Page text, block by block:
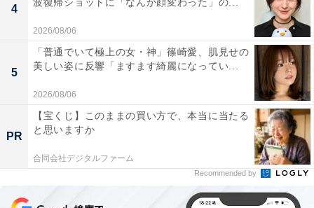
4
波復帰ショットに「なんか顔変わった」の...
2026/08/06
5
「普通でいて極上の女・神」篠崎愛、肌見せの
美しい姿に反響「ますます綺麗になってい...
2026/08/06
PR
【宝くじ】このままの買い方で、本当に当たる
と思いますか
合同会社デジタルファーム
Recommended by